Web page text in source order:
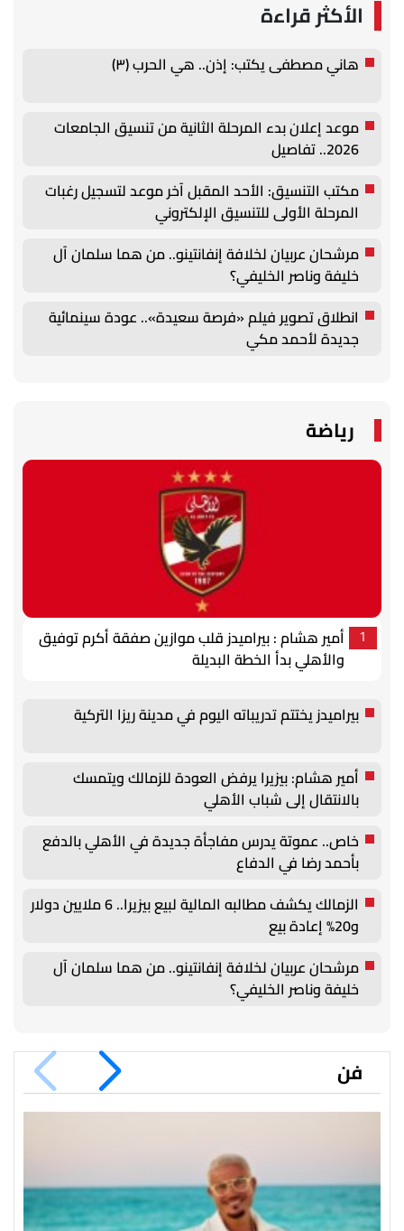
الأكثر قراءة
هاني مصطفى يكتب: إذن.. هي الحرب (٣)
موعد إعلان بدء المرحلة الثانية من تنسيق الجامعات
2026.. تفاصيل
مكتب التنسيق: الأحد المقبل آخر موعد لتسجيل رغبات
المرحلة الأولى للتنسيق الإلكتروني
مرشحان عربيان لخلافة إنفانتينو.. من هما سلمان آل
خليفة وناصر الخليفي؟
انطلاق تصوير فيلم «فرصة سعيدة».. عودة سينمائية
جديدة لأحمد مكي
رياضة
1
أمير هشام : بيراميدز قلب موازين صفقة أكرم توفيق
والأهلي بدأ الخطة البديلة
بيراميدز يختتم تدريباته اليوم في مدينة ريزا التركية
أمير هشام: بيزيرا يرفض العودة للزمالك ويتمسك
بالانتقال إلى شباب الأهلي
خاص.. عموتة يدرس مفاجأة جديدة في الأهلي بالدفع
بأحمد رضا في الدفاع
الزمالك يكشف مطالبه المالية لبيع بيزيرا.. 6 ملايين دولار
و20% إعادة بيع
مرشحان عربيان لخلافة إنفانتينو.. من هما سلمان آل
خليفة وناصر الخليفي؟
فن